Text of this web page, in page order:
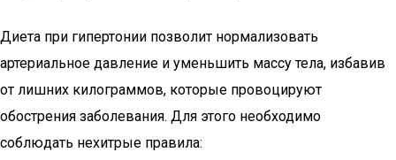
Диета при гипертонии позволит нормализовать
артериальное давление и уменьшить массу тела, избавив
от лишних килограммов, которые провоцируют
обострения заболевания. Для этого необходимо
соблюдать нехитрые правила: